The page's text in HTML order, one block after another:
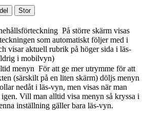
Stor
På större skärm visas
som automatiskt följer med i
visar aktuell rubrik på höger sida i läs-
i mobilvyn)
menyn För att ge mer utrymme för att
(särskilt på en liten skärm) döljs menyn
nedåt i läs-vyn, men visas när man
Vill man alltid visa menyn så kryssa i
inställning gäller bara läs-vyn.